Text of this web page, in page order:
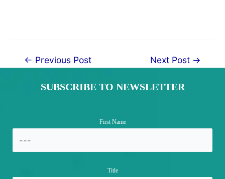
Post← Previous Post Next Post →
SUBSCRIBE TO NEWSLETTER
First Name
Title